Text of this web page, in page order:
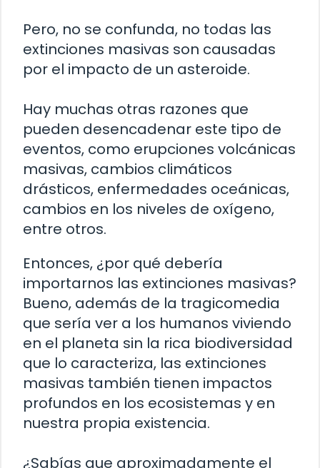
Pero, no se confunda, no todas las
extinciones masivas son causadas
por el impacto de un asteroide.
Hay muchas otras razones que
pueden desencadenar este tipo de
eventos, como erupciones volcánicas
masivas, cambios climáticos
drásticos, enfermedades oceánicas,
cambios en los niveles de oxígeno,
entre otros.
Entonces, ¿por qué debería
importarnos las extinciones masivas?
Bueno, además de la tragicomedia
que sería ver a los humanos viviendo
en el planeta sin la rica biodiversidad
que lo caracteriza, las extinciones
masivas también tienen impactos
profundos en los ecosistemas y en
nuestra propia existencia.
¿Sabías que aproximadamente el